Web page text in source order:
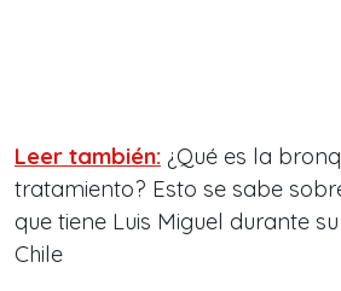
Leer también: ¿Qué es la
tratamiento? Esto se sabe
que tiene Luis Miguel durante
Chile